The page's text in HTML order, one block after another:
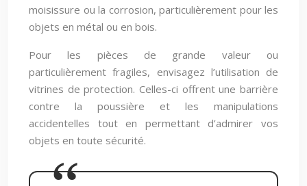
moisissure ou la corrosion, particulièrement pour les
objets en métal ou en bois.
Pour les pièces de grande valeur ou
particulièrement fragiles, envisagez l’utilisation de
vitrines de protection. Celles-ci offrent une barrière
contre la poussière et les manipulations
accidentelles tout en permettant d’admirer vos
objets en toute sécurité.